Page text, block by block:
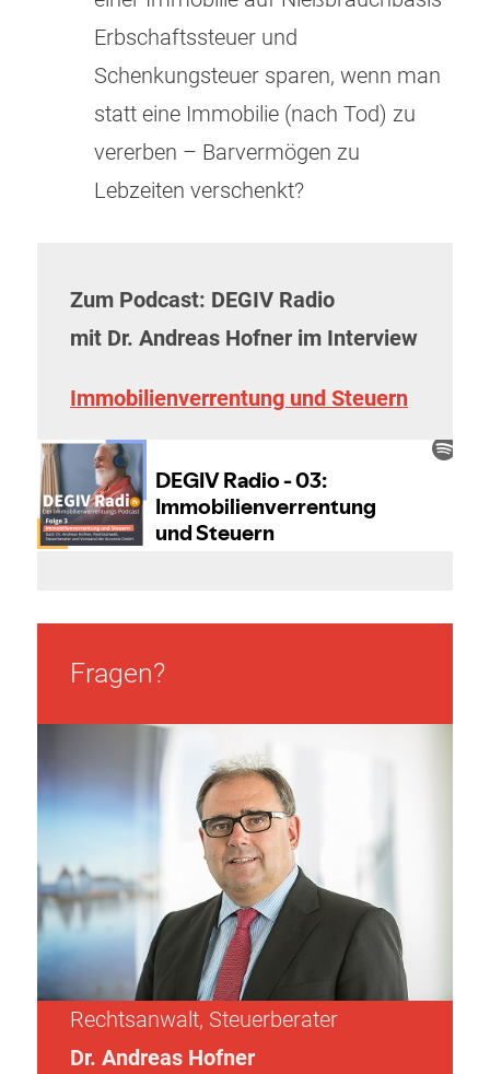
Erbschaftssteuer und
Schenkungsteuer sparen, wenn man
statt eine Immobilie (nach Tod) zu
vererben – Barvermögen zu
Lebzeiten verschenkt?
Zum Podcast: DEGIV Radio
mit Dr. Andreas Hofner im Interview
Immobilienverrentung und Steuern
Fragen?
Rechtsanwalt, Steuerberater
Dr. Andreas Hofner